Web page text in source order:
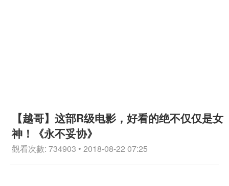
【越哥】这部R级电影，好看的绝不仅仅是女
神！《永不妥协》
觀看次數: 734903 • 2018-08-22 07:25